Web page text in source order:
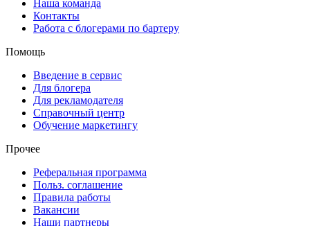
Наша команда
Контакты
Работа с блогерами по бартеру
Помощь
Введение в сервис
Для блогера
Для рекламодателя
Справочный центр
Обучение маркетингу
Прочее
Реферальная программа
Польз. соглашение
Правила работы
Вакансии
Наши партнеры